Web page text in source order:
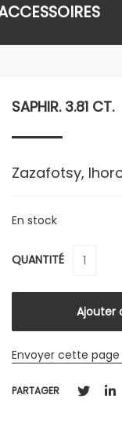
SAPHIR. 3.81 CT.
Zazafotsy,
En stock
QUANTITÉ
Envoyer cette
PARTAGER